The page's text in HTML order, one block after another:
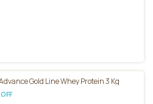
Gold Line Whey Protein 3 Kg
OFF